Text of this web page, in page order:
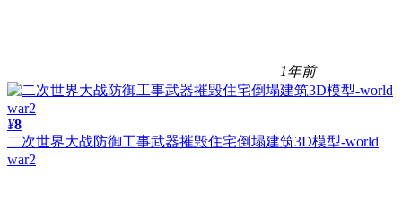
1年前
¥8
二次世界大战防御工事武器摧毁住宅倒塌建筑3D模型-world
war2